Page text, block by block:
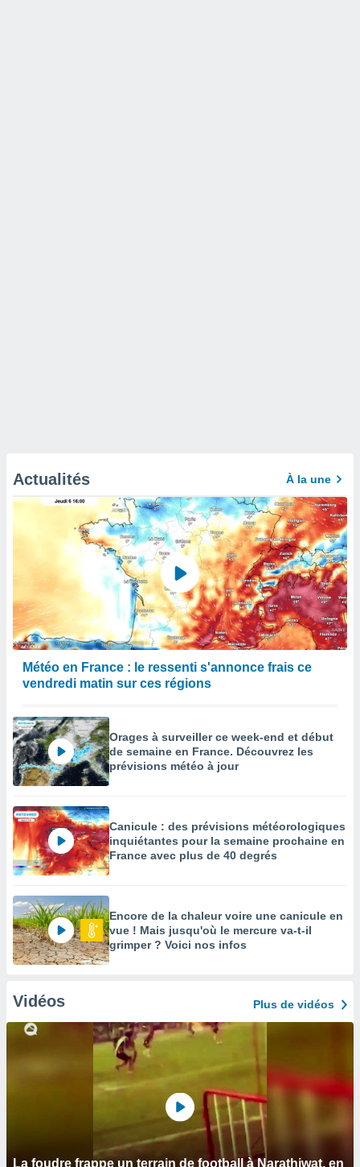
Actualités À la une
Météo en France : le ressenti s'annonce frais ce
vendredi matin sur ces régions
Orages à surveiller ce week-end et début
de semaine en France. Découvrez les
prévisions météo à jour
Canicule : des prévisions météorologiques
inquiétantes pour la semaine prochaine en
France avec plus de 40 degrés
Encore de la chaleur voire une canicule en
vue ! Mais jusqu'où le mercure va-t-il
grimper ? Voici nos infos
Vidéos Plus de vidéos
La foudre frappe un terrain de football à Narathiwat, en